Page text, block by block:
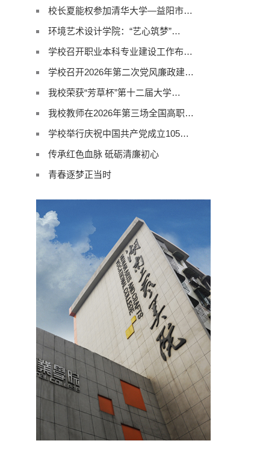
校长夏能权参加清华大学—益阳市…
环境艺术设计学院：“艺心筑梦”…
学校召开职业本科专业建设工作布…
学校召开2026年第二次党风廉政建…
我校荣获“芳草杯”第十二届大学…
我校教师在2026年第三场全国高职…
学校举行庆祝中国共产党成立105…
传承红色血脉 砥砺清廉初心
青春逐梦正当时